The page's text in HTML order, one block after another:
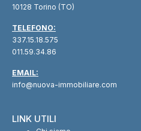
10128 Torino (TO)
TELEFONO:
337.15.18.575
011.59.34.86
EMAIL:
info@nuova-immobiliare.com
LINK UTILI